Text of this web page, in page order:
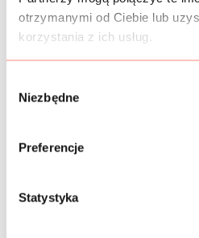
otrzymanymi od Ciebie lub
korzystania z ich usług.
Niezbędne
Preferencje
Statystyka
Produkt wysokiej klasy.
INFORMACJE DODATKOWE